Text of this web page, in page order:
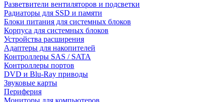
Разветвители вентиляторов и подсветки
Радиаторы для SSD и памяти
Блоки питания для системных блоков
Корпуса для системных блоков
Устройства расширения
Адаптеры для накопителей
Контроллеры SAS / SATA
Контроллеры портов
DVD и Blu-Ray приводы
Звуковые карты
Периферия
Мониторы для компьютеров